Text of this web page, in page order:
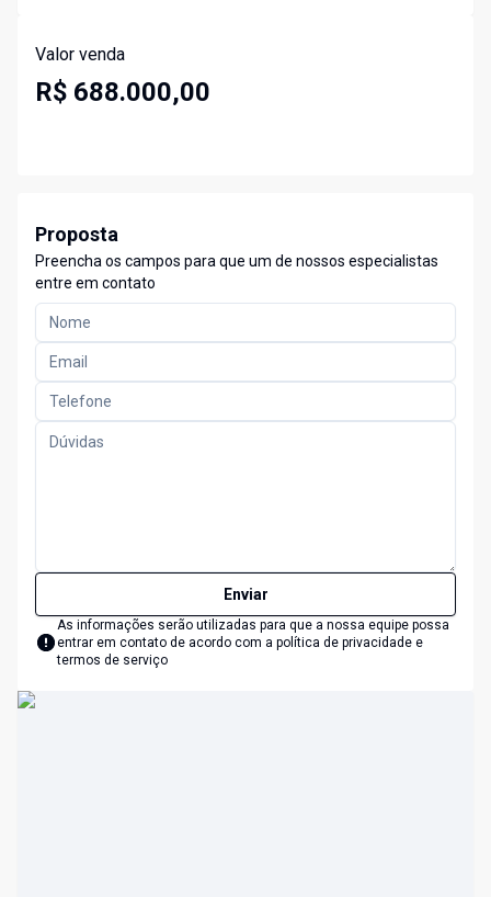
Valor venda
R$ 688.000,00
Proposta
Preencha os campos para que um de nossos especialistas
entre em contato
Enviar
As informações serão utilizadas para que a nossa equipe possa
entrar em contato de acordo com a política de privacidade e
termos de serviço